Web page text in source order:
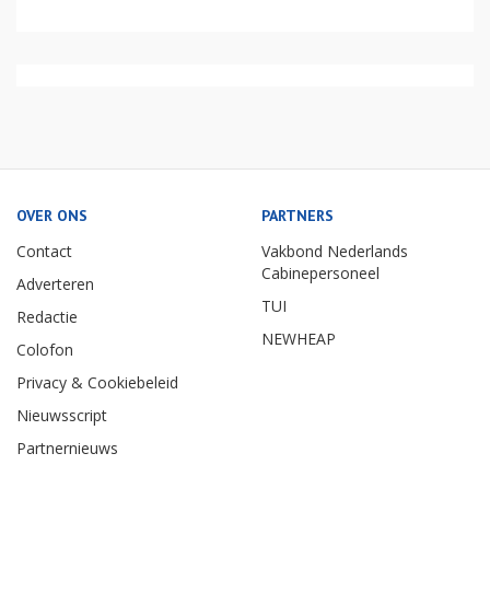
OVER ONS
Contact
Adverteren
Redactie
Colofon
Privacy & Cookiebeleid
Nieuwsscript
Partnernieuws
PARTNERS
Vakbond Nederlands
Cabinepersoneel
TUI
NEWHEAP